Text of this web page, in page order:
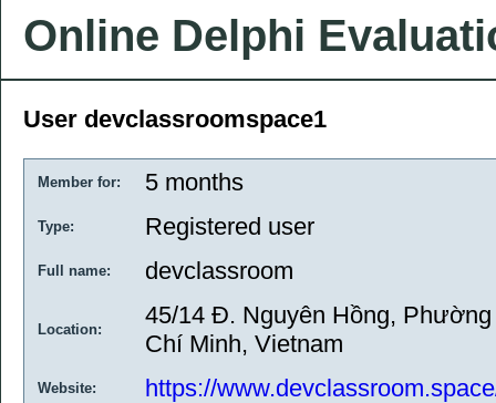
Online Delphi
User devclassroomspace1
Member for: 5 months
Type: Registered user
Full name: devclassroom
Location:
45/14 Đ. Nguyên Hồng,
Chí Minh, Vietnam
Website: https://